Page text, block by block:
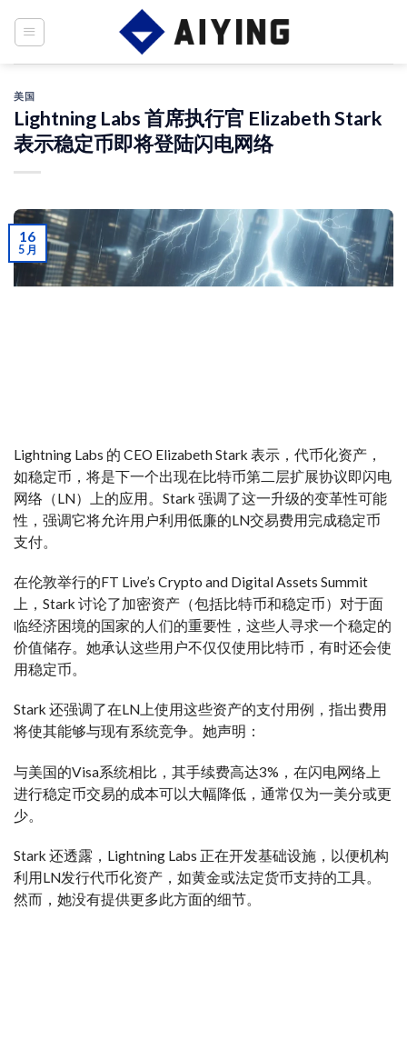
美国
Lightning Labs 首席执行官 Elizabeth Stark
表示稳定币即将登陆闪电网络
16
5 月
Lightning Labs 的 CEO Elizabeth Stark 表示，代币化资产，
如稳定币，将是下一个出现在比特币第二层扩展协议即闪电
网络（LN）上的应用。Stark 强调了这一升级的变革性可能
性，强调它将允许用户利用低廉的LN交易费用完成稳定币
支付。
在伦敦举行的FT Live’s Crypto and Digital Assets Summit
上，Stark 讨论了加密资产（包括比特币和稳定币）对于面
临经济困境的国家的人们的重要性，这些人寻求一个稳定的
价值储存。她承认这些用户不仅仅使用比特币，有时还会使
用稳定币。
Stark 还强调了在LN上使用这些资产的支付用例，指出费用
将使其能够与现有系统竞争。她声明：
与美国的Visa系统相比，其手续费高达3%，在闪电网络上
进行稳定币交易的成本可以大幅降低，通常仅为一美分或更
少。
Stark 还透露，Lightning Labs 正在开发基础设施，以便机构
利用LN发行代币化资产，如黄金或法定货币支持的工具。
然而，她没有提供更多此方面的细节。